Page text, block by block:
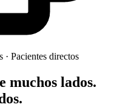
· Pacientes directos
muchos lados.